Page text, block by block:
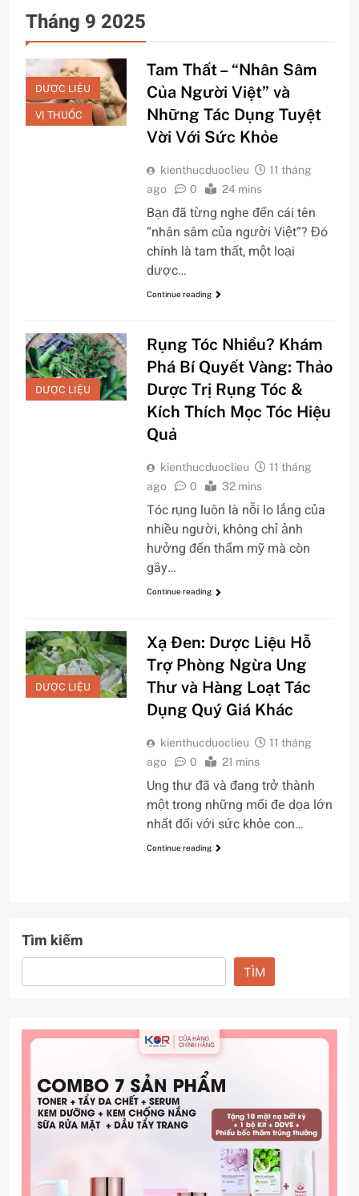
Tháng 9 2025
DƯỢC LIỆU
VỊ THUỐC
Tam Thất – “Nhân Sâm
Của Người Việt” và
Những Tác Dụng Tuyệt
Vời Với Sức Khỏe
kienthucduoclieu
11 tháng
ago
0 24 mins
Bạn đã từng nghe đến cái tên
“nhân sâm của người Việt”? Đó
chính là tam thất, một loại
dược…
Continue reading
DƯỢC LIỆU
Rụng Tóc Nhiều? Khám
Phá Bí Quyết Vàng: Thảo
Dược Trị Rụng Tóc &
Kích Thích Mọc Tóc Hiệu
Quả
kienthucduoclieu
11 tháng
ago
0 32 mins
Tóc rụng luôn là nỗi lo lắng của
nhiều người, không chỉ ảnh
hưởng đến thẩm mỹ mà còn
gây…
Continue reading
DƯỢC LIỆU
Xạ Đen: Dược Liệu Hỗ
Trợ Phòng Ngừa Ung
Thư và Hàng Loạt Tác
Dụng Quý Giá Khác
kienthucduoclieu
11 tháng
ago
0 21 mins
Ung thư đã và đang trở thành
một trong những mối đe dọa lớn
nhất đối với sức khỏe con…
Continue reading
Tìm kiếm
TÌM